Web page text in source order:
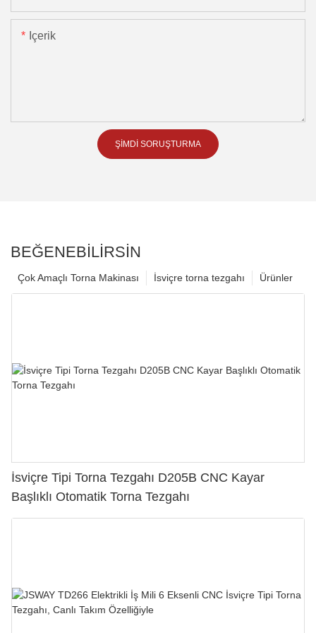
Içerik
ŞIMDI SORUŞTURMA
BEĞENEBILIRSIN
Ürünler
İsviçre torna tezgahı
Çok Amaçlı Torna Makinası
İsviçre Tipi Torna Tezgahı D205B CNC Kayar
Başlıklı Otomatik Torna Tezgahı